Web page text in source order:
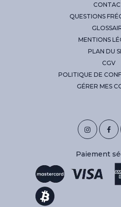
QUESTIONS
MENTIONS
PLAN DU
CGV
POLITIQUE DE
GÉRER MES
Paiement